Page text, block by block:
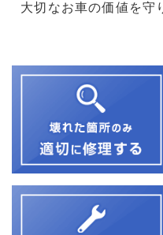
大切なお車の価値を守